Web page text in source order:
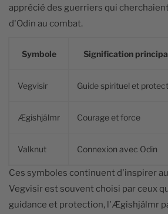
apprécié des guerriers qui
d'Odin au combat.
Symbole Signification
Vegvisir Guide spirituel et
Ægishjálmr Courage et force
Valknut Connexion avec Odin
Ces symboles continuent d'inspirer
Vegvisir est souvent choisi par ceux
guidance et protection, l'Ægishjálmr